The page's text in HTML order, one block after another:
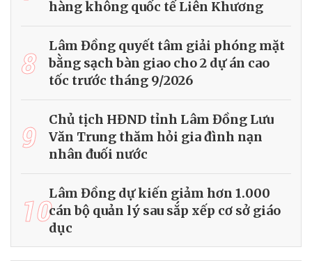
hàng không quốc tế Liên Khương
8
Lâm Đồng quyết tâm giải phóng mặt
bằng sạch bàn giao cho 2 dự án cao
tốc trước tháng 9/2026
9
Chủ tịch HĐND tỉnh Lâm Đồng Lưu
Văn Trung thăm hỏi gia đình nạn
nhân đuối nước
10Lâm Đồng dự kiến giảm hơn 1.000
cán bộ quản lý sau sắp xếp cơ sở giáo
dục